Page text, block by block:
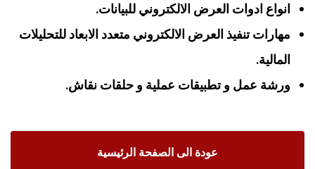
انواع ادوات العرض الالكتروني للبيانات.
مهارات تنفيذ العرض الالكتروني متعدد الابعاد للتحليلات
المالية.
ورشة عمل و تطبيقات عملية و حلقات نقاش.
عودة الى الصفحة الرئيسية